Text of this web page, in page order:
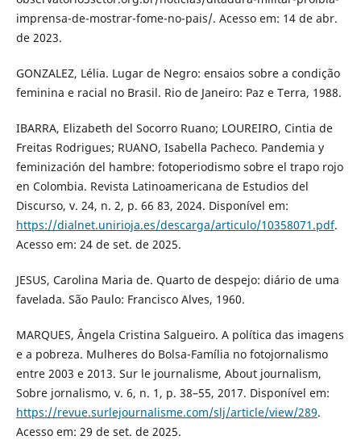
imprensa-de-mostrar-fome-no-pais/. Acesso em: 14 de abr.
de 2023.
GONZALEZ, Lélia. Lugar de Negro: ensaios sobre a condição
feminina e racial no Brasil. Rio de Janeiro: Paz e Terra, 1988.
IBARRA, Elizabeth del Socorro Ruano; LOUREIRO, Cintia de
Freitas Rodrigues; RUANO, Isabella Pacheco. Pandemia y
feminización del hambre: fotoperiodismo sobre el trapo rojo
en Colombia. Revista Latinoamericana de Estudios del
Discurso, v. 24, n. 2, p. 66 83, 2024. Disponível em:
https://dialnet.unirioja.es/descarga/articulo/10358071.pdf.
Acesso em: 24 de set. de 2025.
JESUS, Carolina Maria de. Quarto de despejo: diário de uma
favelada. São Paulo: Francisco Alves, 1960.
MARQUES, Ângela Cristina Salgueiro. A política das imagens
e a pobreza. Mulheres do Bolsa-Família no fotojornalismo
entre 2003 e 2013. Sur le journalisme, About journalism,
Sobre jornalismo, v. 6, n. 1, p. 38–55, 2017. Disponível em:
https://revue.surlejournalisme.com/slj/article/view/289.
Acesso em: 29 de set. de 2025.